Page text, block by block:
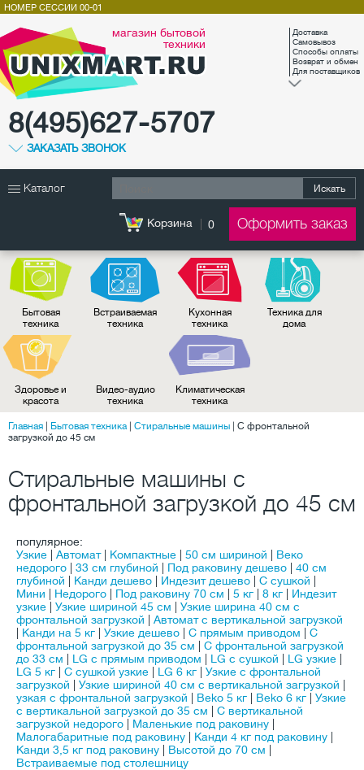
магазин бытовой
техники
8(495)627-5707
ЗАКАЗАТЬ ЗВОНОК
Доставка
Самовывоз
Способы оплаты
Возврат и обмен
Для поставщиков
НОМЕР СЕССИИ 00-01
Каталог Искать
Корзина 0 Оформить заказ
Бытовая
техника
Встраиваемая
техника
Кухонная
техника
Техника для
дома
Здоровье и
красота
Видео-аудио
техника
Климатическая
техника
Главная Бытовая техника| Стиральные машины
С фронтальной
загрузкой до 45 см
Стиральные машины с
фронтальной загрузкой до 45 см
популярное:
Узкие
Автомат| Компактные 50 см шириной
Веко
недорого
33 см глубиной Под раковину дешево
40 см
глубиной
Канди дешево Индезит дешево С сушкой
Мини
Недорого Под раковину 70 см 5 кг 8 кг
Индезит
узкие
Узкие шириной 45 см
Узкие ширина 40 см с
фронтальной загрузкой
Автомат с вертикальной загрузкой
Канди на 5 кг Узкие дешево C прямым приводом
С
фронтальной загрузкой до 35 см
С фронтальной загрузкой
до 33 см
LG с прямым приводом LG с сушкой LG узкие
LG 5 кг
С сушкой узкие LG 6 кг
Узкие с фронтальной
загрузкой
Узкие шириной 40 см с вертикальной загрузкой
узкая с фронтальной загрузкой
Beko 5 кг Beko 6 кг
Узкие
с вертикальной загрузкой до 35 см
С вертикальной
загрузкой недорого
Маленькие под раковину
Малогабаритные под раковину
Канди 4 кг под раковину
Канди 3,5 кг под раковину
Высотой до 70 см
Встраиваемые под столешницу